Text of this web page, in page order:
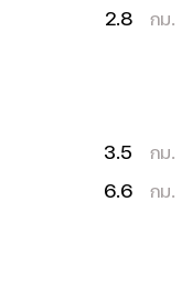
2.8 กม.
3.5 กม.
6.6 กม.